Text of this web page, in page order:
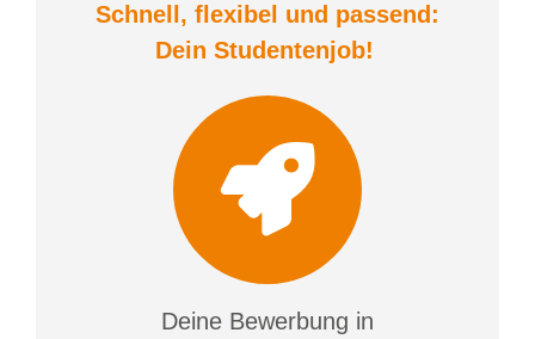
Schnell, flexibel und passend:
Dein Studentenjob!
Deine Bewerbung in